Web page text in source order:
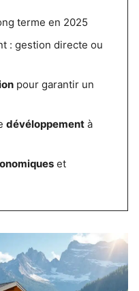
terme en 2025
: gestion directe ou
pour garantir un
dévéloppementà
et